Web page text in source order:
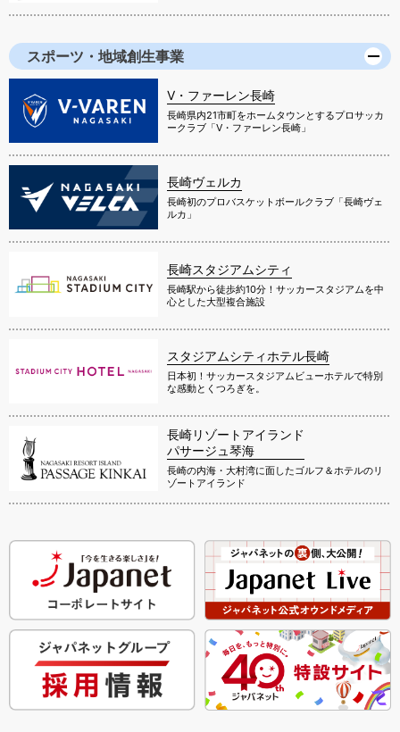
スポーツ・地域創生事業
V・ファーレン長崎
長崎県内21市町をホームタウンとするプロサッカ
ークラブ「V・ファーレン長崎」
長崎ヴェルカ
長崎初のプロバスケットボールクラブ「長崎ヴェ
ルカ」
長崎スタジアムシティ
長崎駅から徒歩約10分！サッカースタジアムを中
心とした大型複合施設
スタジアムシティホテル長崎
日本初！サッカースタジアムビューホテルで特別
な感動とくつろぎを。
長崎リゾートアイランド
パサージュ琴海
長崎の内海・大村湾に面したゴルフ＆ホテルのリ
ゾートアイランド